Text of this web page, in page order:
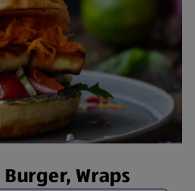
Wraps